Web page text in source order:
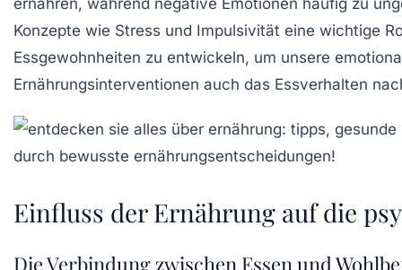
Konzepte wie Stress und Impulsivität eine wichtige
Essgewohnheiten zu entwickeln, um unsere
Ernährungsinterventionen auch das Essverhalten
Einfluss der Ernährung auf die
Die Verbindung zwischen Essen und